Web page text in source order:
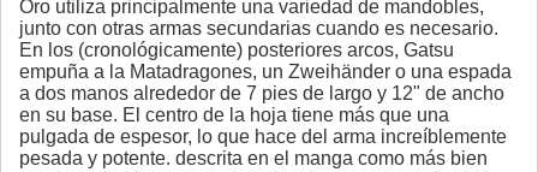
Oro utiliza principalmente una variedad de mandobles,
junto con otras armas secundarias cuando es necesario.
En los (cronológicamente) posteriores arcos, Gatsu
empuña a la Matadragones, un Zweihänder o una espada
a dos manos alrededor de 7 pies de largo y 12" de ancho
en su base. El centro de la hoja tiene más que una
pulgada de espesor, lo que hace del arma increíblemente
pesada y potente. descrita en el manga como más bien